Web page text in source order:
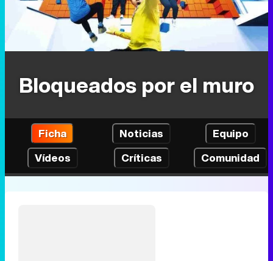
Bloqueados por el muro
Ficha Noticias
Equipo
Vídeos
Críticas Comunidad